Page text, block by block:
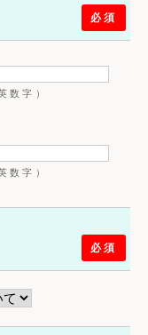
必須
字）
字）
必須